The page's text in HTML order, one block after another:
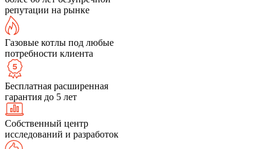
репутации на рынке
Газовые котлы под любые
потребности клиента
Бесплатная расширенная
гарантия до 5 лет
Собственный центр
исследований и разработок